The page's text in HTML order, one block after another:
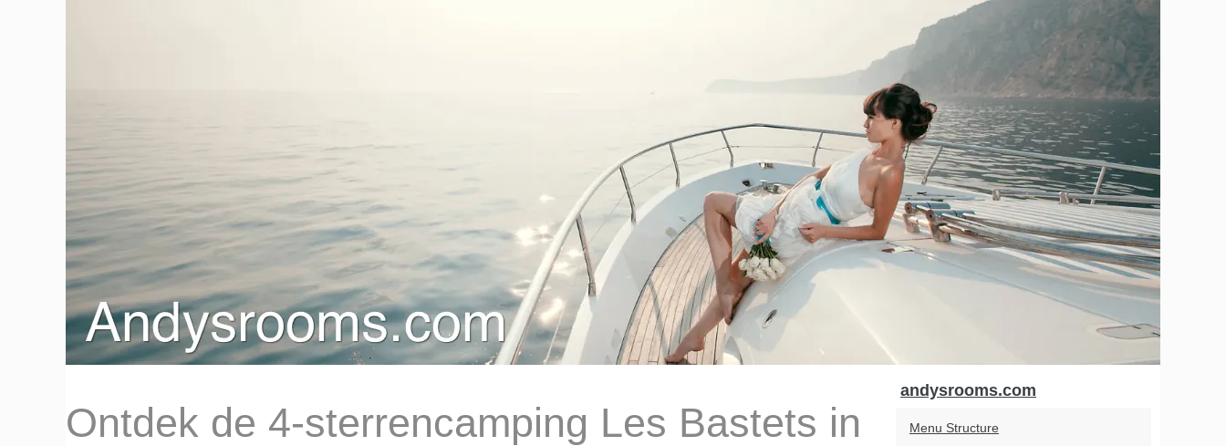
Ontdek de 4-sterrencamping Les Bastets in
andysrooms.com
Menu Structure